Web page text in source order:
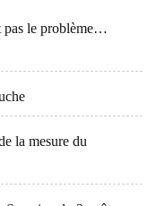
pas le problème…
la mesure du